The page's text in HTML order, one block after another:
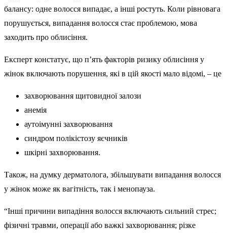
балансу: одне волосся випадає, а інші ростуть. Коли рівновага
порушується, випадання волосся стає проблемою, мова
заходить про облисіння.
Експерт констатує, що п’ять факторів ризику облисіння у
жінок включають порушення, які в цій якості мало відомі, – це
захворювання щитовидної залози
анемія
аутоімунні захворювання
синдром полікістозу яєчників
шкірні захворювання.
Також, на думку дерматолога, збільшувати випадання волосся
у жінок може як вагітність, так і менопауза.
“Інші причини випадіння волосся включають сильний стрес;
фізичні травми, операції або важкі захворювання; різке